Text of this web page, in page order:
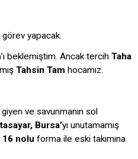
yapacak.
’ı beklemiştim. Ancak tercih Taha
Tahsin Tam hocamız.
ve savunmanın sol
Bursa’yı unutamamış
16 nolu forma ile eski takımına